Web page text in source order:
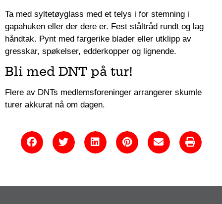
Ta med syltetøyglass med et telys i for stemning i
gapahuken eller der dere er. Fest ståltråd rundt og lag
håndtak. Pynt med fargerike blader eller utklipp av
gresskar, spøkelser, edderkopper og lignende.
Bli med DNT på tur!
Flere av DNTs medlemsforeninger arrangerer skumle
turer akkurat nå om dagen.